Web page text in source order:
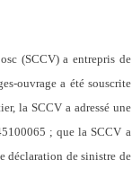
(SCCV) a entrepris de
ouvrage a été souscrite
la SCCV a adressé une
; que la SCCV a
déclaration de sinistre de